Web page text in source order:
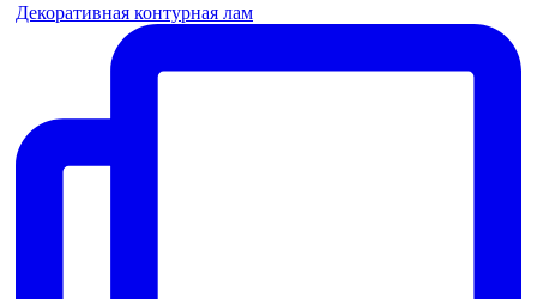
Декоративная контурная лам